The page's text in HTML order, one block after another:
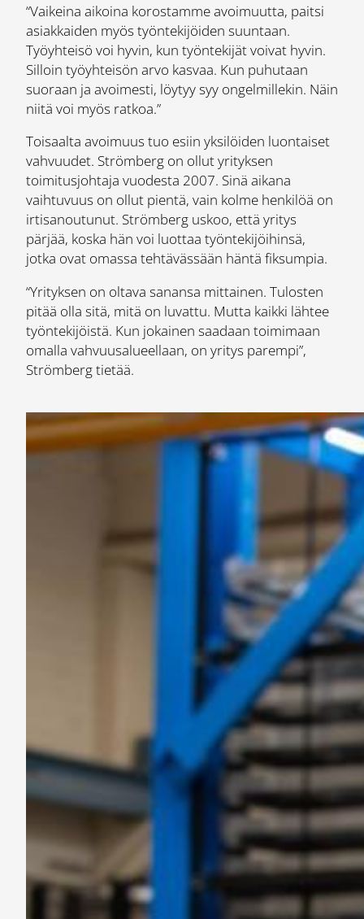
“Vaikeina aikoina korostamme avoimuutta, paitsi
asiakkaiden myös työntekijöiden suuntaan.
Työyhteisö voi hyvin, kun työntekijät voivat hyvin.
Silloin työyhteisön arvo kasvaa. Kun puhutaan
suoraan ja avoimesti, löytyy syy ongelmillekin. Näin
niitä voi myös ratkoa.”
Toisaalta avoimuus tuo esiin yksilöiden luontaiset
vahvuudet. Strömberg on ollut yrityksen
toimitusjohtaja vuodesta 2007. Sinä aikana
vaihtuvuus on ollut pientä, vain kolme henkilöä on
irtisanoutunut. Strömberg uskoo, että yritys
pärjää, koska hän voi luottaa työntekijöihinsä,
jotka ovat omassa tehtävässään häntä fiksumpia.
“Yrityksen on oltava sanansa mittainen. Tulosten
pitää olla sitä, mitä on luvattu. Mutta kaikki lähtee
työntekijöistä. Kun jokainen saadaan toimimaan
omalla vahvuusalueellaan, on yritys parempi”,
Strömberg tietää.